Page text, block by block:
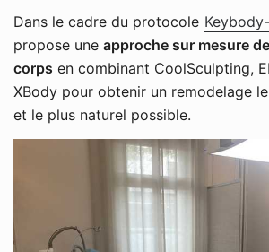
Dans le cadre du protocole
propose une approche sur mesure
corps en combinant CoolSculpting,
XBody pour obtenir un remodelage
et le plus naturel possible.